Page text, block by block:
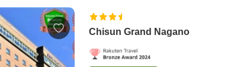
Chisun Grand Nagano